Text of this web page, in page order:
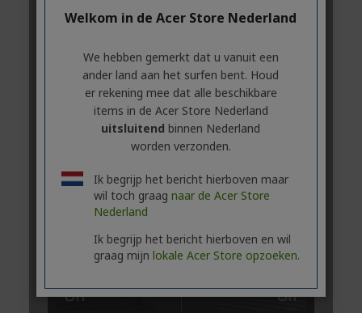
Welkom in de Acer Store Nederland
We hebben gemerkt dat u vanuit een
ander land aan het surfen bent. Houd
er rekening mee dat alle beschikbare
items in de Acer Store Nederland
uitsluitend binnen Nederland
worden verzonden.
Ik begrijp het bericht hierboven maar
wil toch graag naar de Acer Store
Nederland
Ik begrijp het bericht hierboven en wil
graag mijn lokale Acer Store opzoeken.